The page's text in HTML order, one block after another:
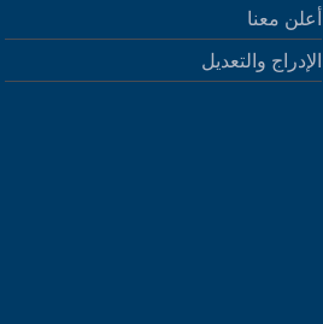
أعلن معنا
الإدراج والتعديل